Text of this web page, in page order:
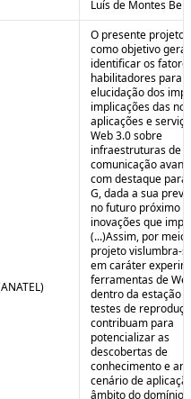
Luís de Montes
O presente projeto
como objetivo geral
identificar os
habilitadores para a
elucidação dos
implicações das
aplicações e
Web 3.0 sobre
infraestruturas de
comunicação
com destaque para
G, dada a sua
no futuro próximo
inovações que
(...)Assim, por meio
projeto vislumbra-
em caráter
ferramentas de
dentro da estação
testes de
contribuam para
potencializar as
descobertas de
conhecimento e
cenário de
âmbito do domínio